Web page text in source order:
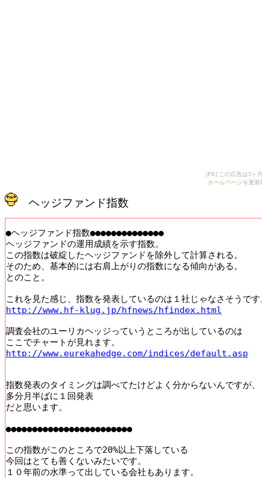
[PR] この広告は3ヶ
ホームページを更
ヘッジファンド指数
●ヘッジファンド指数●●●●●●●●●●●●●●
ヘッジファンドの運用成績を示す指数。
この指数は破綻したヘッジファンドを除外して計算される。
そのため、基本的には右肩上がりの指数になる傾向がある。
とのこと。
http://www.hf-klug.jp/hfnews/hfindex.html
調査会社のユーリカヘッジっていうところが出しているのは
http://www.eurekahedge.com/indices/default.asp
指数発表のタイミングは調べてたけどよく分からないんですが、
多分月半ばに１回発表
だと思います。
●●●●●●●●●●●●●●●●●●●●●●●●
この指数がこのところで20%以上下落している
今回はとても善くないみたいです。
１０年前の水準って出している会社もあります。